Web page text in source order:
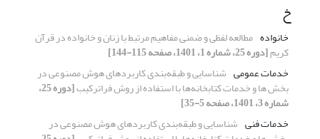
خ
خانواده مطالعه لفظی و ضمنی مفاهیم مرتبط با زنان و خانواده در قرآن
کریم[دوره 25، شماره 1، 1401، صفحه 115-144]
خدمات عمومی شناسایی و طبقه‌بندی کاربردهای هوش مصنوعی در
بخش ها و خدمات کتابخانه‌ها با استفاده از روش فراترکیب [دوره 25،
شماره 3، 1401، صفحه 5-35]
خدمات فنی شناسایی و طبقه‌بندی کاربردهای هوش مصنوعی در